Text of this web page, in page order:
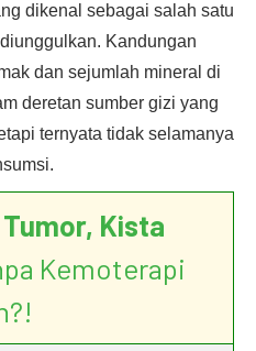
dikenal sebagai salah satu
Kandungan
dan sejumlah mineral di
deretan sumber gizi yang
ternyata tidak selamanya
Kista
Kemoterapi